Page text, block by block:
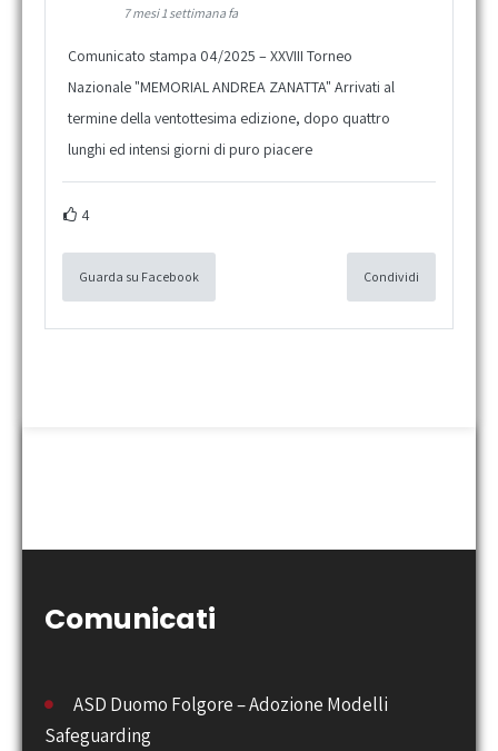
7 mesi 1 settimana fa
Comunicato stampa 04/2025 – XXVIII Torneo
Nazionale "MEMORIAL ANDREA ZANATTA" Arrivati al
termine della ventottesima edizione, dopo quattro
lunghi ed intensi giorni di puro piacere
4
Guarda su Facebook Condividi
Comunicati
ASD Duomo Folgore – Adozione Modelli
Safeguarding